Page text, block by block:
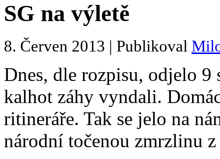
SG na výletě
8. Červen 2013 | Publikoval
Dnes, dle rozpisu, odjelo 9
kalhot záhy vyndali.
ritineráře. Tak se jelo na
národní točenou zmrzlinu